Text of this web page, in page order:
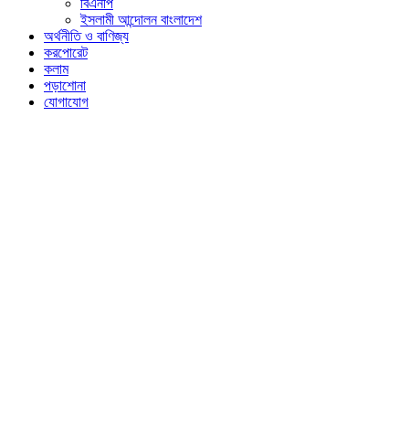
বিএনপি
ইসলামী আন্দোলন বাংলাদেশ
অর্থনীতি ও বাণিজ্য
করপোরেট
কলাম
পড়াশোনা
যোগাযোগ